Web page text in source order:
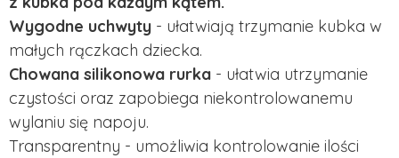
Wygodne uchwyty - ułatwiają trzymanie kubka w
małych rączkach dziecka.
Chowana silikonowa rurka - ułatwia utrzymanie
czystości oraz zapobiega niekontrolowanemu
wylaniu się napoju.
Transparentny - umożliwia kontrolowanie ilości